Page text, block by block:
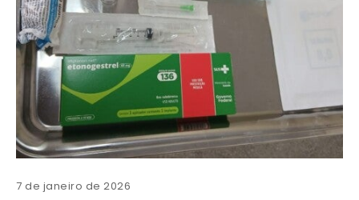
7 de janeiro de 2026